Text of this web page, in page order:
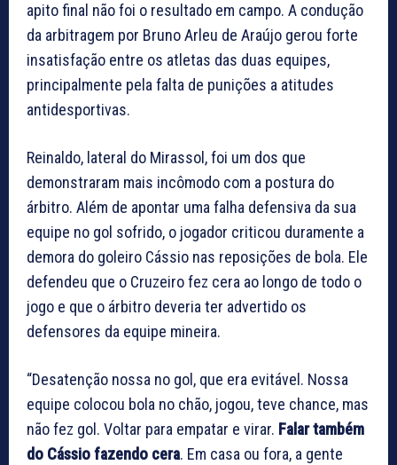
apito final não foi o resultado em campo. A condução
da arbitragem por Bruno Arleu de Araújo gerou forte
insatisfação entre os atletas das duas equipes,
principalmente pela falta de punições a atitudes
antidesportivas.
Reinaldo, lateral do Mirassol, foi um dos que
demonstraram mais incômodo com a postura do
árbitro. Além de apontar uma falha defensiva da sua
equipe no gol sofrido, o jogador criticou duramente a
demora do goleiro Cássio nas reposições de bola. Ele
defendeu que o Cruzeiro fez cera ao longo de todo o
jogo e que o árbitro deveria ter advertido os
defensores da equipe mineira.
“Desatenção nossa no gol, que era evitável. Nossa
equipe colocou bola no chão, jogou, teve chance, mas
não fez gol. Voltar para empatar e virar. Falar também
do Cássio fazendo cera. Em casa ou fora, a gente